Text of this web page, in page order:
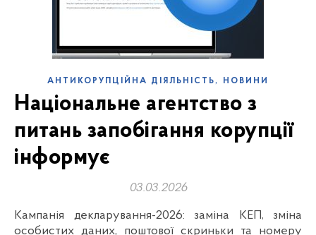
АНТИКОРУПЦІЙНА ДІЯЛЬНІСТЬ, НОВИНИ
Національне агентство з
питань запобігання корупції
інформує
03.03.2026
Кампанія декларування-2026: заміна КЕП, зміна
особистих даних, поштової скриньки та номеру